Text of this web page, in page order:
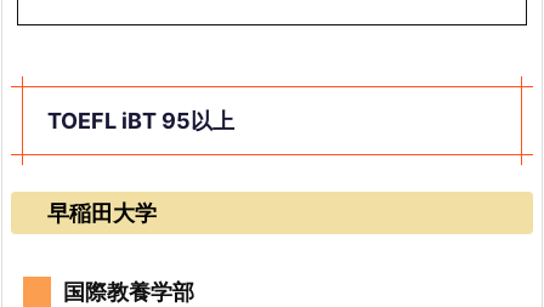
TOEFL iBT 95以上
早稲田大学
国際教養学部